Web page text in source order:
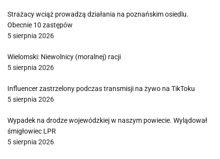
Strażacy wciąż prowadzą działania na poznańskim osiedlu.
Obecnie 10 zastępów
5 sierpnia 2026
Wielomski: Niewolnicy (moralnej) racji
5 sierpnia 2026
Influencer zastrzelony podczas transmisji na żywo na TikToku
5 sierpnia 2026
Wypadek na drodze wojewódzkiej w naszym powiecie. Wylądował
śmigłowiec LPR
5 sierpnia 2026